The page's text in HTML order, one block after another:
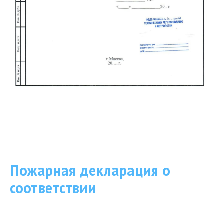
Пожарная декларация о
соответствии